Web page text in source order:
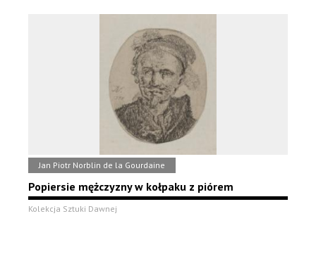
Jan Piotr Norblin de la Gourdaine
Popiersie mężczyzny w kołpaku z piórem
Kolekcja Sztuki Dawnej